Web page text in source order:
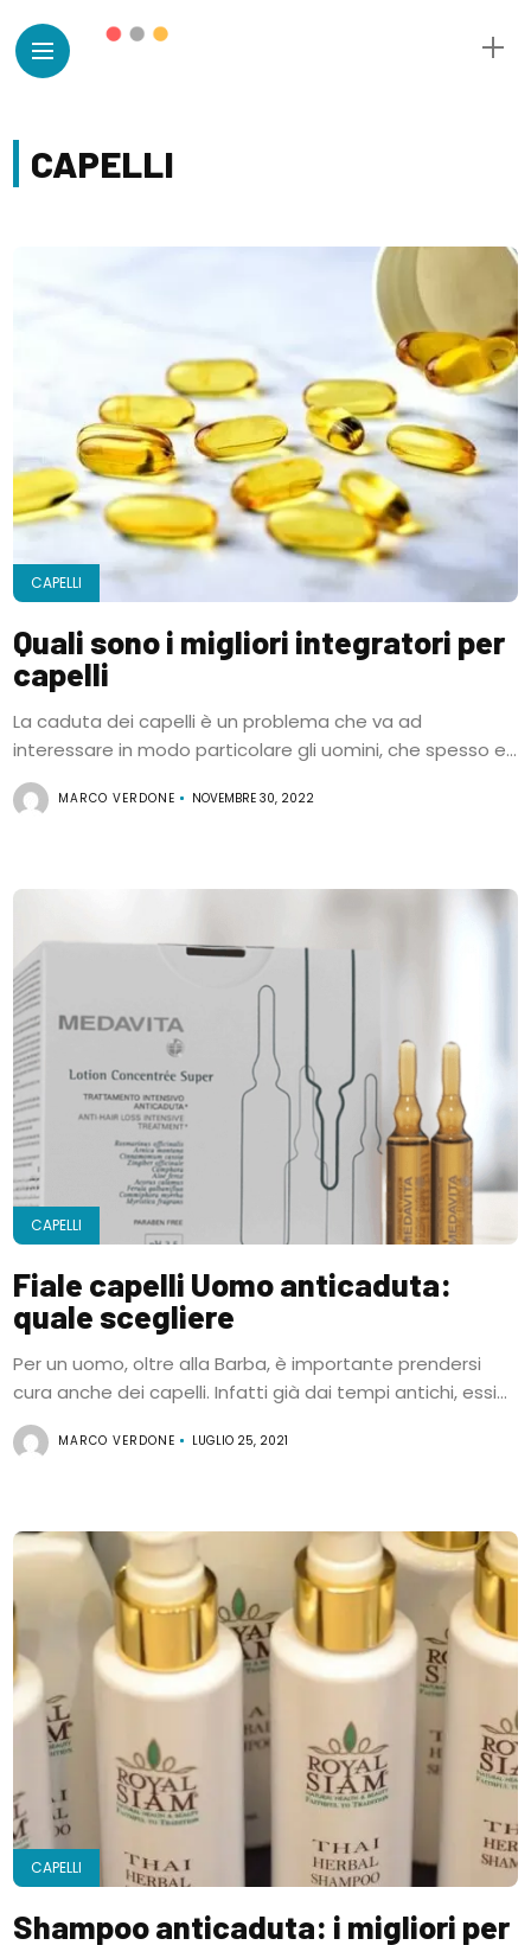
CAPELLI
CAPELLI
Quali sono i migliori integratori per
capelli
La caduta dei capelli è un problema che va ad
interessare in modo particolare gli uomini, che spesso e...
MARCO VERDONE NOVEMBRE 30, 2022
CAPELLI
Fiale capelli Uomo anticaduta:
quale scegliere
Per un uomo, oltre alla Barba, è importante prendersi
cura anche dei capelli. Infatti già dai tempi antichi, essi...
MARCO VERDONE LUGLIO 25, 2021
CAPELLI
Shampoo anticaduta: i migliori per